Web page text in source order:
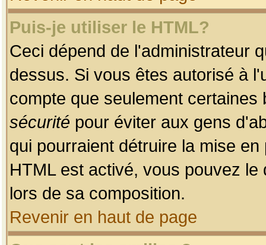
Puis-je utiliser le HTML?
Ceci dépend de l'administrateur
dessus. Si vous êtes autorisé à
compte que seulement
sécurité pour éviter aux gens
qui pourraient détruire la mise
HTML est activé, vous pouvez
lors de sa composition.
Revenir en haut de page